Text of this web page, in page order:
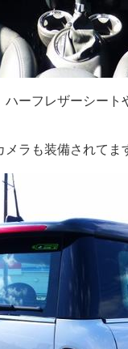
ーフレザーシー
メラも装備されてま